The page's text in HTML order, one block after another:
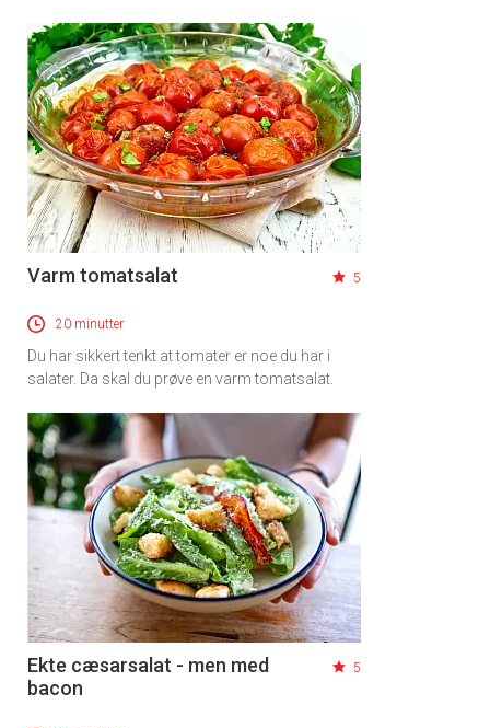
Varm tomatsalat 5
20 minutter
Du har sikkert tenkt at tomater er noe du har i
salater. Da skal du prøve en varm tomatsalat.
Ekte cæsarsalat - men med
bacon
5